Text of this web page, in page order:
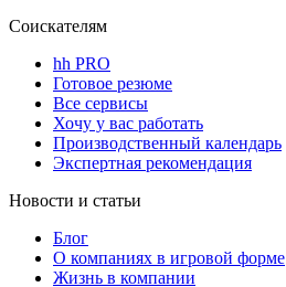
Соискателям
hh PRO
Готовое резюме
Все сервисы
Хочу у вас работать
Производственный календарь
Экспертная рекомендация
Новости и статьи
Блог
О компаниях в игровой форме
Жизнь в компании